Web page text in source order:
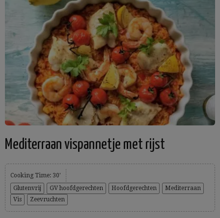
Mediterraan vispannetje met rijst
Cooking Time: 30'
Glutenvrij
GV hoofdgerechten Hoofdgerechten
Mediterraan
Vis
Zeevruchten